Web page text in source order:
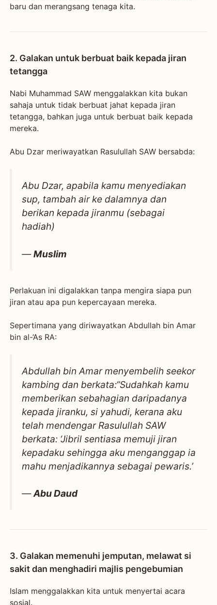
baru dan merangsang tenaga kita.
2. Galakan untuk berbuat baik kepada jiran
tetangga
Nabi Muhammad SAW menggalakkan kita bukan
sahaja untuk tidak berbuat jahat kepada jiran
tetangga, bahkan juga untuk berbuat baik kepada
mereka.
Abu Dzar meriwayatkan Rasulullah SAW bersabda:
Abu Dzar, apabila kamu menyediakan
sup, tambah air ke dalamnya dan
berikan kepada jiranmu (sebagai
hadiah)
—Muslim
Perlakuan ini digalakkan tanpa mengira siapa pun
jiran atau apa pun kepercayaan mereka.
Sepertimana yang diriwayatkan Abdullah bin Amar
bin al-‘As RA:
Abdullah bin Amar menyembelih seekor
kambing dan berkata:“Sudahkah kamu
memberikan sebahagian daripadanya
kepada jiranku, si yahudi, kerana aku
telah mendengar Rasulullah SAW
berkata: ‘Jibril sentiasa memuji jiran
kepadaku sehingga aku menganggap ia
mahu menjadikannya sebagai pewaris.’
—Abu Daud
3. Galakan memenuhi jemputan, melawat si
sakit dan menghadiri majlis pengebumian
Islam menggalakkan kita untuk menyertai acara
sosial.